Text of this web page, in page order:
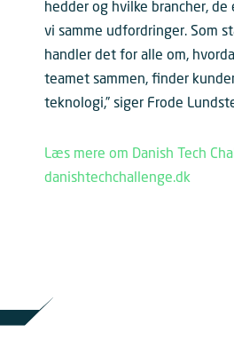
hedder og hvilke brancher, de
vi samme udfordringer. Som
handler det for alle om,
teamet sammen, finder
teknologi,” siger Frode
Læs mere om Danish Tech
danishtechchallenge.dk